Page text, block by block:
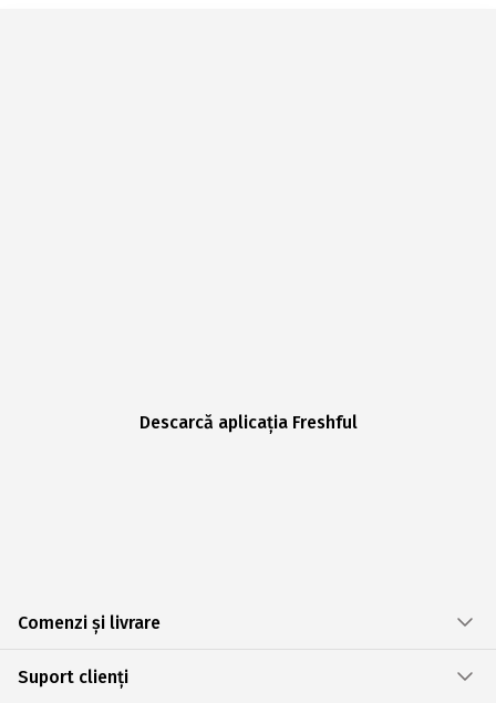
Descarcă aplicația Freshful
Comenzi și livrare
Suport clienți